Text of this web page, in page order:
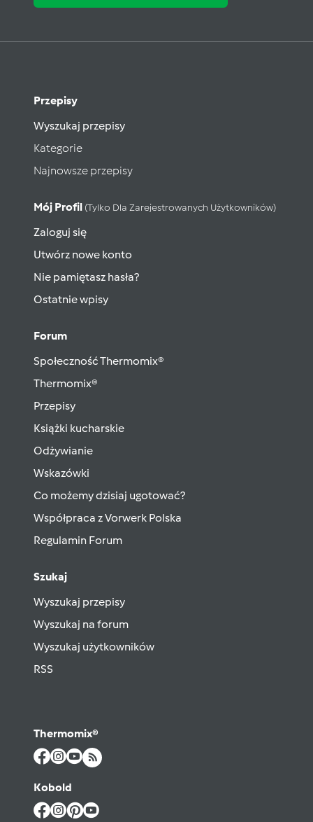
Przepisy
Wyszukaj przepisy
Kategorie
Najnowsze przepisy
Mój Profil (tylko Dla Zarejestrowanych Użytkowników)
Zaloguj się
Utwórz nowe konto
Nie pamiętasz hasła?
Ostatnie wpisy
Forum
Społeczność Thermomix®
Thermomix®
Przepisy
Książki kucharskie
Odżywianie
Wskazówki
Co możemy dzisiaj ugotować?
Współpraca z Vorwerk Polska
Regulamin Forum
Szukaj
Wyszukaj przepisy
Wyszukaj na forum
Wyszukaj użytkowników
RSS
Thermomix®
Kobold